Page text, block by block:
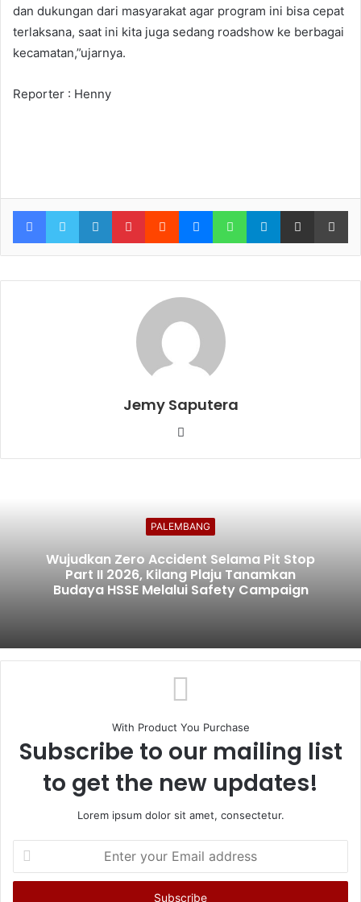
dan dukungan dari masyarakat agar program ini bisa cepat
terlaksana, saat ini kita juga sedang roadshow ke berbagai
kecamatan,”ujarnya.
Reporter : Henny
FacebookTwitterLinkedInPinterestRedditMessengerWhatsAppTelegramShare via Email
Jemy Saputera
Website
PALEMBANG
Wujudkan Zero Accident Selama Pit Stop
Part II 2026, Kilang Plaju Tanamkan
Budaya HSSE Melalui Safety Campaign
With Product You Purchase
Subscribe to our mailing list
to get the new updates!
Lorem ipsum dolor sit amet, consectetur.
your
Email